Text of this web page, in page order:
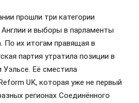
прошли три категории
и выборы в парламенты
По их итогам правящая в
партия утратила позиции в
Её сместила
UK, которая уже не первый
регионах Соединённого